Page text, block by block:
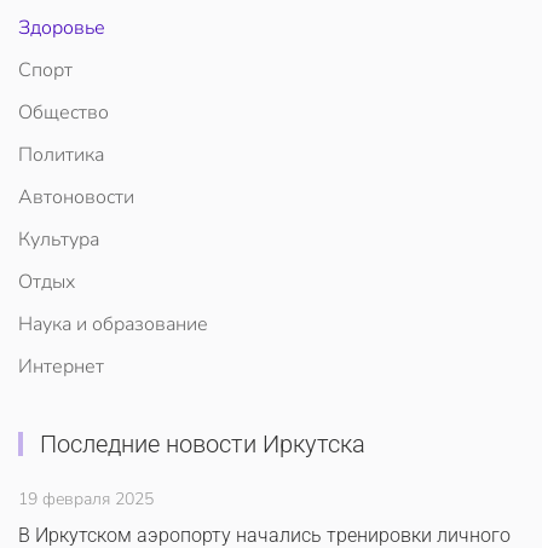
Здоровье
Спорт
Общество
Политика
Автоновости
Культура
Отдых
Наука и образование
Интернет
Последние новости Иркутска
19 февраля 2025
В Иркутском аэропорту начались тренировки личного